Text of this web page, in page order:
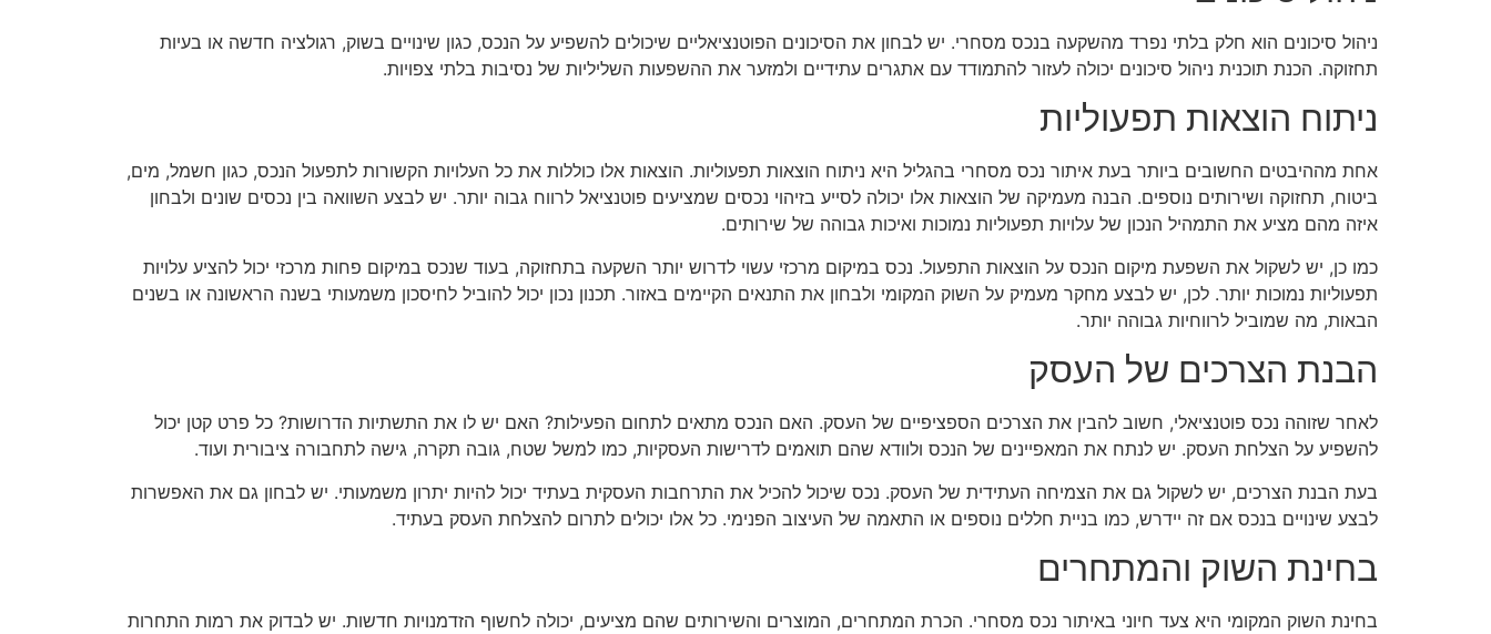
ניהול סיכונים הוא חלק בלתי נפרד מהשקעה בנכס מסחרי. יש לבחון את הסיכונים הפוטנציאליים שיכולים להשפיע על הנכס, כגון שינויים בשוק, רגולציה חדשה או בעיות
תחזוקה. הכנת תוכנית ניהול סיכונים יכולה לעזור להתמודד עם אתגרים עתידיים ולמזער את ההשפעות השליליות של נסיבות בלתי צפויות.
ניתוח הוצאות תפעוליות
אחת מההיבטים החשובים ביותר בעת איתור נכס מסחרי בהגליל היא ניתוח הוצאות תפעוליות. הוצאות אלו כוללות את כל העלויות הקשורות לתפעול הנכס, כגון חשמל, מים,
ביטוח, תחזוקה ושירותים נוספים. הבנה מעמיקה של הוצאות אלו יכולה לסייע בזיהוי נכסים שמציעים פוטנציאל לרווח גבוה יותר. יש לבצע השוואה בין נכסים שונים ולבחון
איזה מהם מציע את התמהיל הנכון של עלויות תפעוליות נמוכות ואיכות גבוהה של שירותים.
כמו כן, יש לשקול את השפעת מיקום הנכס על הוצאות התפעול. נכס במיקום מרכזי עשוי לדרוש יותר השקעה בתחזוקה, בעוד שנכס במיקום פחות מרכזי יכול להציע עלויות
תפעוליות נמוכות יותר. לכן, יש לבצע מחקר מעמיק על השוק המקומי ולבחון את התנאים הקיימים באזור. תכנון נכון יכול להוביל לחיסכון משמעותי בשנה הראשונה או בשנים
הבאות, מה שמוביל לרווחיות גבוהה יותר.
הבנת הצרכים של העסק
לאחר שזוהה נכס פוטנציאלי, חשוב להבין את הצרכים הספציפיים של העסק. האם הנכס מתאים לתחום הפעילות? האם יש לו את התשתיות הדרושות? כל פרט קטן יכול
להשפיע על הצלחת העסק. יש לנתח את המאפיינים של הנכס ולוודא שהם תואמים לדרישות העסקיות, כמו למשל שטח, גובה תקרה, גישה לתחבורה ציבורית ועוד.
בעת הבנת הצרכים, יש לשקול גם את הצמיחה העתידית של העסק. נכס שיכול להכיל את התרחבות העסקית בעתיד יכול להיות יתרון משמעותי. יש לבחון גם את האפשרות
לבצע שינויים בנכס אם זה יידרש, כמו בניית חללים נוספים או התאמה של העיצוב הפנימי. כל אלו יכולים לתרום להצלחת העסק בעתיד.
בחינת השוק והמתחרים
בחינת השוק המקומי היא צעד חיוני באיתור נכס מסחרי. הכרת המתחרים, המוצרים והשירותים שהם מציעים, יכולה לחשוף הזדמנויות חדשות. יש לבדוק את רמות התחרות